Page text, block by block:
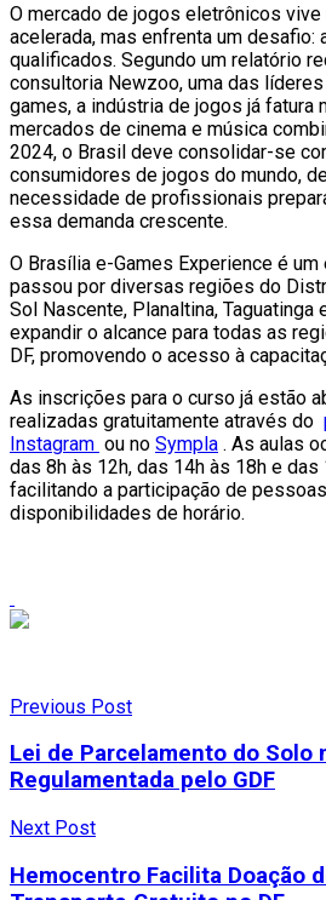
O mercado de jogos eletrônicos
acelerada, mas enfrenta um
qualificados. Segundo um relatório
consultoria Newzoo, uma das
games, a indústria de jogos já fatura
mercados de cinema e música
2024, o Brasil deve consolidar-se
consumidores de jogos do mundo,
necessidade de profissionais
essa demanda crescente.
O Brasília e-Games Experience é
passou por diversas regiões do
Sol Nascente, Planaltina, Taguatinga
expandir o alcance para todas as
DF, promovendo o acesso à
As inscrições para o curso já estão
realizadas gratuitamente através do
Instagram ou no Sympla . As aulas
das 8h às 12h, das 14h às 18h e das
facilitando a participação de
disponibilidades de horário.
Previous Post
Lei de Parcelamento do Solo
Regulamentada pelo GDF
Next Post
Hemocentro Facilita Doação